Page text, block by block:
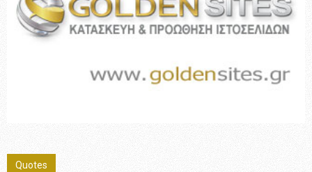
Quotes